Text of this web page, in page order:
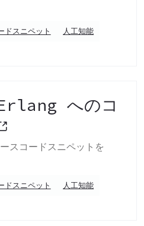
ドスニペット
人工知能
へのコ
スコードスニペットを
ドスニペット
人工知能